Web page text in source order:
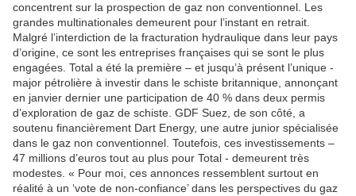
concentrent sur la prospection de gaz non conventionnel. Les
grandes multinationales demeurent pour l’instant en retrait.
Malgré l’interdiction de la fracturation hydraulique dans leur pays
d’origine, ce sont les entreprises françaises qui se sont le plus
engagées. Total a été la première – et jusqu’à présent l’unique -
major pétrolière à investir dans le schiste britannique, annonçant
en janvier dernier une participation de 40 % dans deux permis
d’exploration de gaz de schiste. GDF Suez, de son côté, a
soutenu financièrement Dart Energy, une autre junior spécialisée
dans le gaz non conventionnel. Toutefois, ces investissements –
47 millions d’euros tout au plus pour Total - demeurent très
modestes. « Pour moi, ces annonces ressemblent surtout en
réalité à un ‘vote de non-confiance’ dans les perspectives du gaz